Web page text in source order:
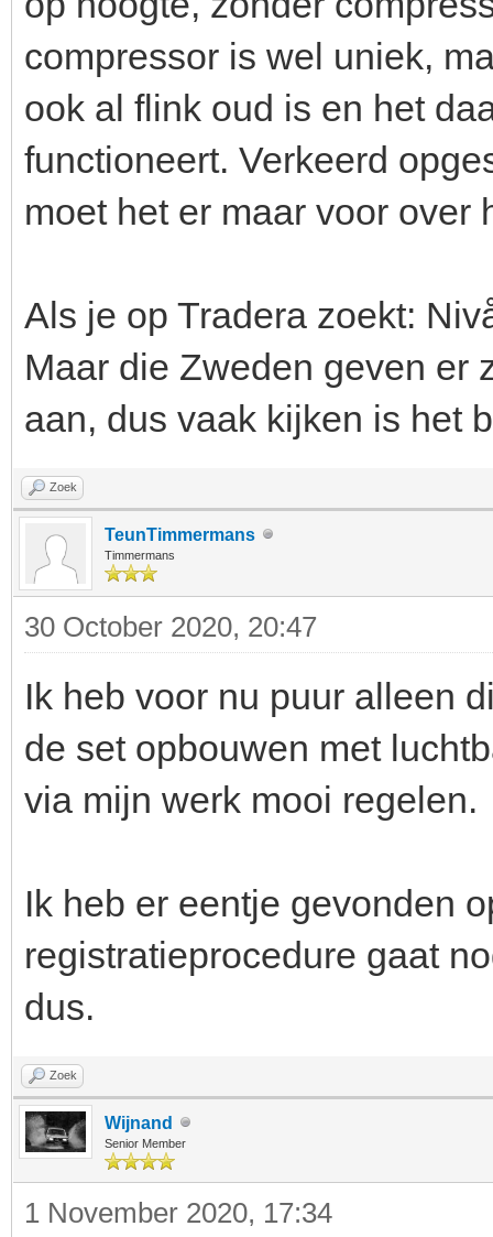
compressor is wel uniek,
ook al flink oud is en het
functioneert. Verkeerd
moet het er maar voor over
Als je op Tradera zoekt:
Maar die Zweden geven er
aan, dus vaak kijken is het
Zoek
TeunTimmermans
Timmermans
30 October 2020, 20:47
Ik heb voor nu puur alleen
de set opbouwen met
via mijn werk mooi regelen.
Ik heb er eentje gevonden
registratieprocedure gaat
dus.
Zoek
Wijnand
Senior Member
1 November 2020, 17:34